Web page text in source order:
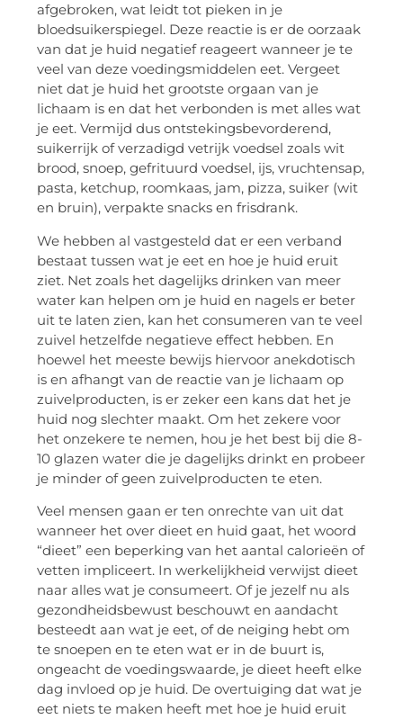
afgebroken, wat leidt tot pieken in je
bloedsuikerspiegel. Deze reactie is er de oorzaak
van dat je huid negatief reageert wanneer je te
veel van deze voedingsmiddelen eet. Vergeet
niet dat je huid het grootste orgaan van je
lichaam is en dat het verbonden is met alles wat
je eet. Vermijd dus ontstekingsbevorderend,
suikerrijk of verzadigd vetrijk voedsel zoals wit
brood, snoep, gefrituurd voedsel, ijs, vruchtensap,
pasta, ketchup, roomkaas, jam, pizza, suiker (wit
en bruin), verpakte snacks en frisdrank.
We hebben al vastgesteld dat er een verband
bestaat tussen wat je eet en hoe je huid eruit
ziet. Net zoals het dagelijks drinken van meer
water kan helpen om je huid en nagels er beter
uit te laten zien, kan het consumeren van te veel
zuivel hetzelfde negatieve effect hebben. En
hoewel het meeste bewijs hiervoor anekdotisch
is en afhangt van de reactie van je lichaam op
zuivelproducten, is er zeker een kans dat het je
huid nog slechter maakt. Om het zekere voor
het onzekere te nemen, hou je het best bij die 8-
10 glazen water die je dagelijks drinkt en probeer
je minder of geen zuivelproducten te eten.
Veel mensen gaan er ten onrechte van uit dat
wanneer het over dieet en huid gaat, het woord
“dieet” een beperking van het aantal calorieën of
vetten impliceert. In werkelijkheid verwijst dieet
naar alles wat je consumeert. Of je jezelf nu als
gezondheidsbewust beschouwt en aandacht
besteedt aan wat je eet, of de neiging hebt om
te snoepen en te eten wat er in de buurt is,
ongeacht de voedingswaarde, je dieet heeft elke
dag invloed op je huid. De overtuiging dat wat je
eet niets te maken heeft met hoe je huid eruit